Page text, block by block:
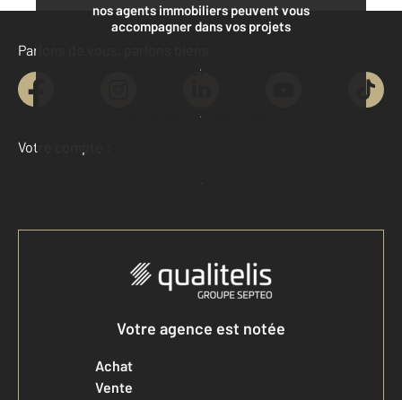
nos agents immobiliers peuvent vous
accompagner dans vos projets
Contacter l'agence
Demander une estimation
Parlons de vous, parlons biens
Votre compte :
Accéder à mon compte
Votre agence est notée
Achat
Vente